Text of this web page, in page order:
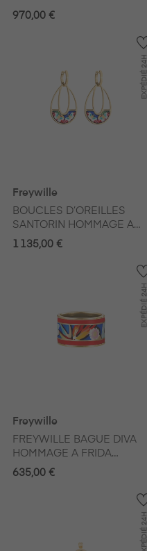
A FRIDA KAHLO VIVA LA
970,00 €
EXPÉDIÉ
24H
Freywille
BOUCLES D’OREILLES
SANTORIN HOMMAGE A
FRIDA KAHLO VIVA LA
1 135,00 €
EXPÉDIÉ
24H
Freywille
FREYWILLE BAGUE DIVA
HOMMAGE A FRIDA
KAHLO VIVA LA VIDA
635,00 €
EXPÉDIÉ
24H